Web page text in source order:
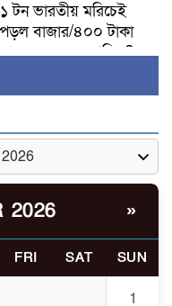
টন ভারতীয় মরিচেই
বাজার/৪০০ টাকা
কে ধরে রেখেছিল?
ছিল সম্মিলিত,
উচিত ঐক্য ও
সীমান্তে জটলা
রাবার বুলেট,
প্রথম স্ত্রীকে নিয়ে
2026 »
FRI SAT SUN
1